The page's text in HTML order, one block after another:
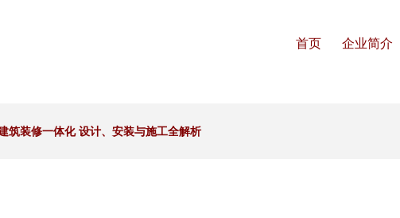
首页 企业简介
筑装修一体化 设计、安装与施工全解析